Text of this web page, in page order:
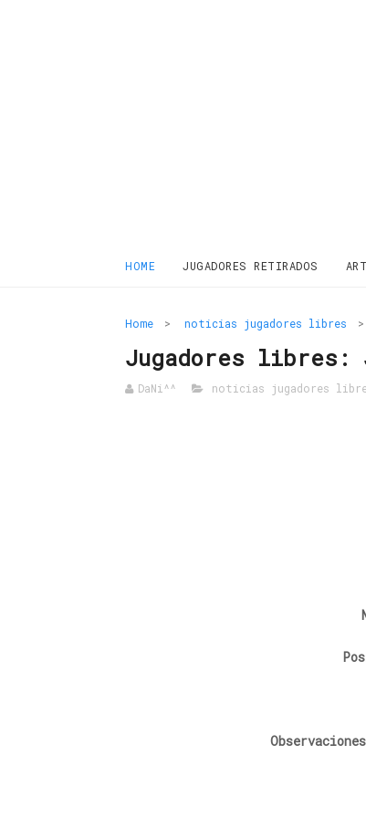
HOME JUGADORES RETIRADOS
Home > noticias jugadores libres >
Jugadores libres:
DaNi^^ noticias jugadores
Observaciones